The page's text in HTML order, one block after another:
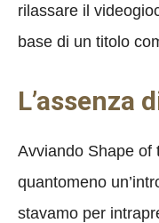
rilassare il
base di un titolo
L’assenza
Avviando Shape of
quantomeno
stavamo per